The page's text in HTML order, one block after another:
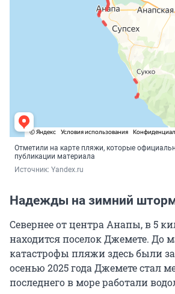
Отметили на карте пляжи, которые
публикации материала
Источник: Yandex.ru
Надежды на зимний
Севернее от центра Анапы, в 5
находится поселок Джемете. До
катастрофы пляжи здесь были
осенью 2025 года Джемете стал
последнего в море работали